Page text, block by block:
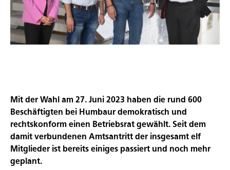
Mit der Wahl am 27. Juni 2023 haben die rund 600
Beschäftigten bei Humbaur demokratisch und
rechtskonform einen Betriebsrat gewählt. Seit dem
damit verbundenen Amtsantritt der insgesamt elf
Mitglieder ist bereits einiges passiert und noch mehr
geplant.